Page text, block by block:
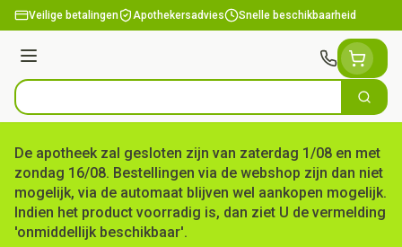
Ga naar de inhoud
Veilige betalingen Apothekersadvies Snelle beschikbaarheid
Menu
Product, merk, categorie... Zoek
De apotheek zal gesloten zijn van zaterdag 1/08 en met
zondag 16/08. Bestellingen via de webshop zijn dan niet
mogelijk, via de automaat blijven wel aankopen mogelijk.
Indien het product voorradig is, dan ziet U de vermelding
'onmiddellijk beschikbaar'.